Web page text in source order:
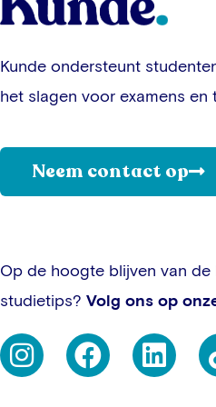
Kunde ondersteunt
het slagen voor examens en
Neem contact op
Op de hoogte blijven van de
studietips? Volg ons op